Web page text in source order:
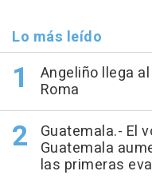
Lo más leído
Angeliño llega
Roma
Guatemala.- El
Guatemala
las primeras